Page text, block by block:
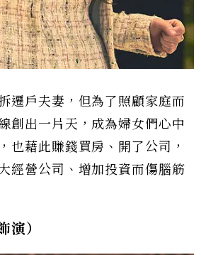
遷戶夫妻，但為了照顧家庭而
創出一片天，成為婦女們心中
也藉此賺錢買房、開了公司，
經營公司、增加投資而傷腦筋
演）